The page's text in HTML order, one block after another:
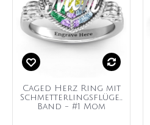
Caged Herz Ring mit
Schmetterlingsflügel
Band - #1 Mom